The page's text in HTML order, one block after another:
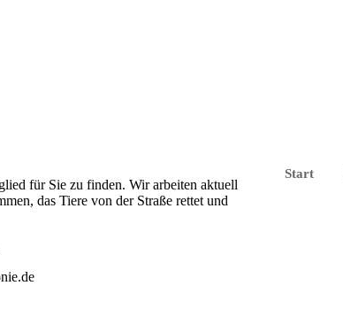
Start
für Sie zu finden. Wir arbeiten aktuell
das Tiere von der Straße rettet und